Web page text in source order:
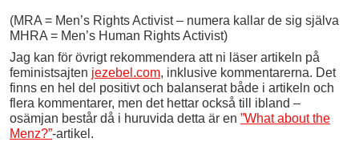
(MRA = Men’s Rights Activist – numera kallar de sig själva
MHRA = Men’s Human Rights Activist)
Jag kan för övrigt rekommendera att ni läser artikeln på
feministsajten jezebel.com, inklusive kommentarerna. Det
finns en hel del positivt och balanserat både i artikeln och
flera kommentarer, men det hettar också till ibland –
osämjan består då i huruvida detta är en ”What about the
Menz?”-artikel.